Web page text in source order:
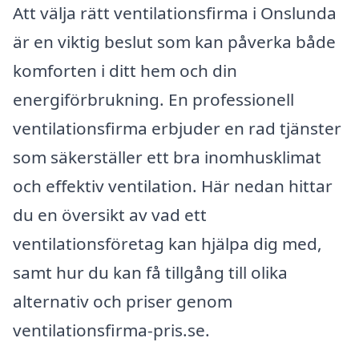
Att välja rätt ventilationsfirma i Onslunda
är en viktig beslut som kan påverka både
komforten i ditt hem och din
energiförbrukning. En professionell
ventilationsfirma erbjuder en rad tjänster
som säkerställer ett bra inomhusklimat
och effektiv ventilation. Här nedan hittar
du en översikt av vad ett
ventilationsföretag kan hjälpa dig med,
samt hur du kan få tillgång till olika
alternativ och priser genom
ventilationsfirma-pris.se.